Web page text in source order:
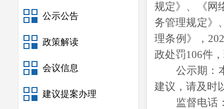
公示公告
政策解读
会议信息
建议提案办理
规定》、《网
务管理规定》
理条例》，
政处罚106件
公示期：
建议，请及时
监督电话